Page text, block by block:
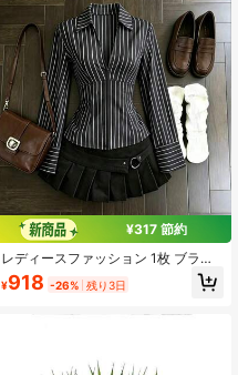
¥317 節約
レディースファッション 1枚 ブラッ
ク Vネック ストライプ襟 スリムフィ
ット ボタン 長袖 セクシーシャツ 通
¥918 -26% 残り3日